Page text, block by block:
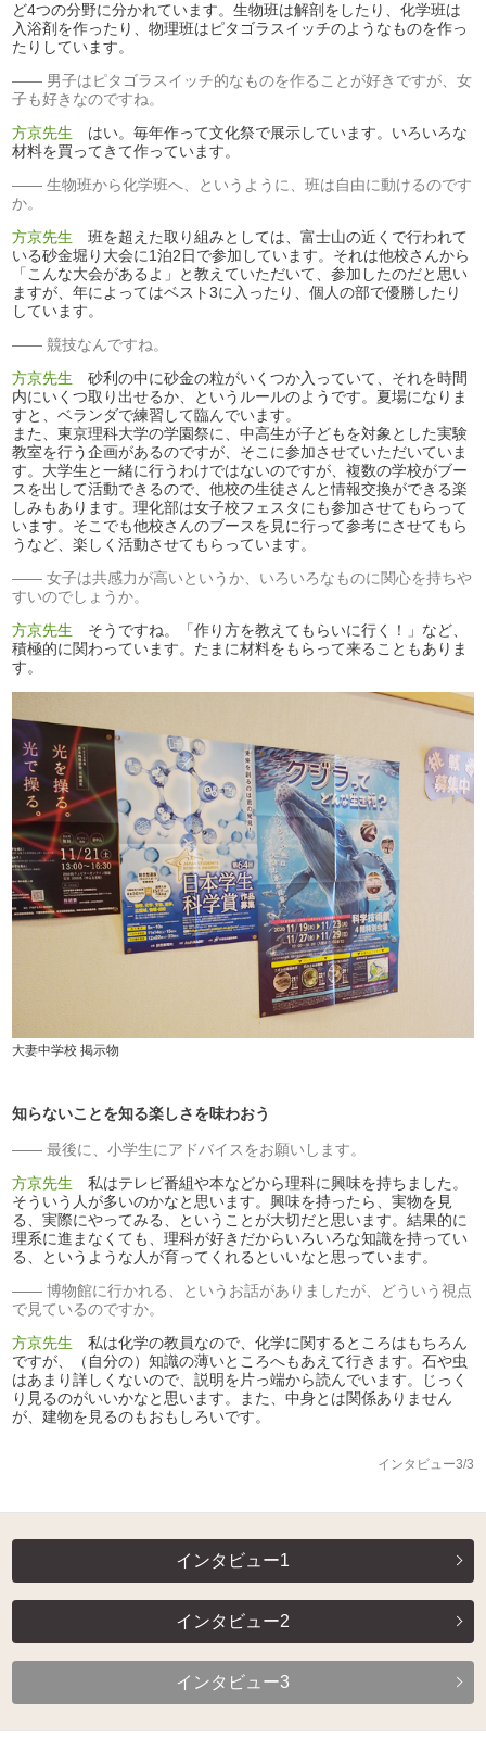
ど4つの分野に分かれています。生物班は解剖をしたり、化学班は
入浴剤を作ったり、物理班はピタゴラスイッチのようなものを作っ
たりしています。
男子はピタゴラスイッチ的なものを作ることが好きですが、女
子も好きなのですね。
方京先生 はい。毎年作って文化祭で展示しています。いろいろな
材料を買ってきて作っています。
生物班から化学班へ、というように、班は自由に動けるのです
か。
方京先生 班を超えた取り組みとしては、富士山の近くで行われて
いる砂金堀り大会に1泊2日で参加しています。それは他校さんから
「こんな大会があるよ」と教えていただいて、参加したのだと思い
ますが、年によってはベスト3に入ったり、個人の部で優勝したり
しています。
競技なんですね。
方京先生 砂利の中に砂金の粒がいくつか入っていて、それを時間
内にいくつ取り出せるか、というルールのようです。夏場になりま
すと、ベランダで練習して臨んでいます。
また、東京理科大学の学園祭に、中高生が子どもを対象とした実験
教室を行う企画があるのですが、そこに参加させていただいていま
す。大学生と一緒に行うわけではないのですが、複数の学校がブー
スを出して活動できるので、他校の生徒さんと情報交換ができる楽
しみもあります。理化部は女子校フェスタにも参加させてもらって
います。そこでも他校さんのブースを見に行って参考にさせてもら
うなど、楽しく活動させてもらっています。
女子は共感力が高いというか、いろいろなものに関心を持ちや
すいのでしょうか。
方京先生 そうですね。「作り方を教えてもらいに行く！」など、
積極的に関わっています。たまに材料をもらって来ることもありま
す。
大妻中学校 掲示物
知らないことを知る楽しさを味わおう
最後に、小学生にアドバイスをお願いします。
方京先生 私はテレビ番組や本などから理科に興味を持ちました。
そういう人が多いのかなと思います。興味を持ったら、実物を見
る、実際にやってみる、ということが大切だと思います。結果的に
理系に進まなくても、理科が好きだからいろいろな知識を持ってい
る、というような人が育ってくれるといいなと思っています。
博物館に行かれる、というお話がありましたが、どういう視点
で見ているのですか。
方京先生 私は化学の教員なので、化学に関するところはもちろん
ですが、（自分の）知識の薄いところへもあえて行きます。石や虫
はあまり詳しくないので、説明を片っ端から読んでいます。じっく
り見るのがいいかなと思います。また、中身とは関係ありません
が、建物を見るのもおもしろいです。
インタビュー3/3
インタビュー1
インタビュー2
インタビュー3